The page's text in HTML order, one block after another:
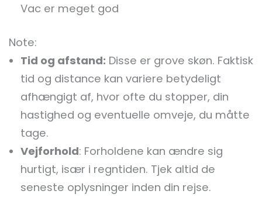
Vac er meget god
Note:
Tid og afstand: Disse er grove skøn. Faktisk
tid og distance kan variere betydeligt
afhængigt af, hvor ofte du stopper, din
hastighed og eventuelle omveje, du måtte
tage.
Vejforhold: Forholdene kan ændre sig
hurtigt, især i regntiden. Tjek altid de
seneste oplysninger inden din rejse.